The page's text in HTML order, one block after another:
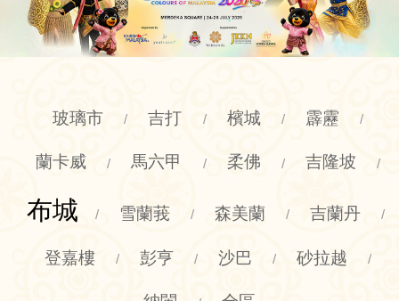
玻璃市 / 吉打 / 檳城 / 霹靂 /
蘭卡威 / 馬六甲 / 柔佛 / 吉隆坡 /
布城 / 雪蘭莪 / 森美蘭 / 吉蘭丹 /
登嘉樓 / 彭亨 / 沙巴 / 砂拉越 /